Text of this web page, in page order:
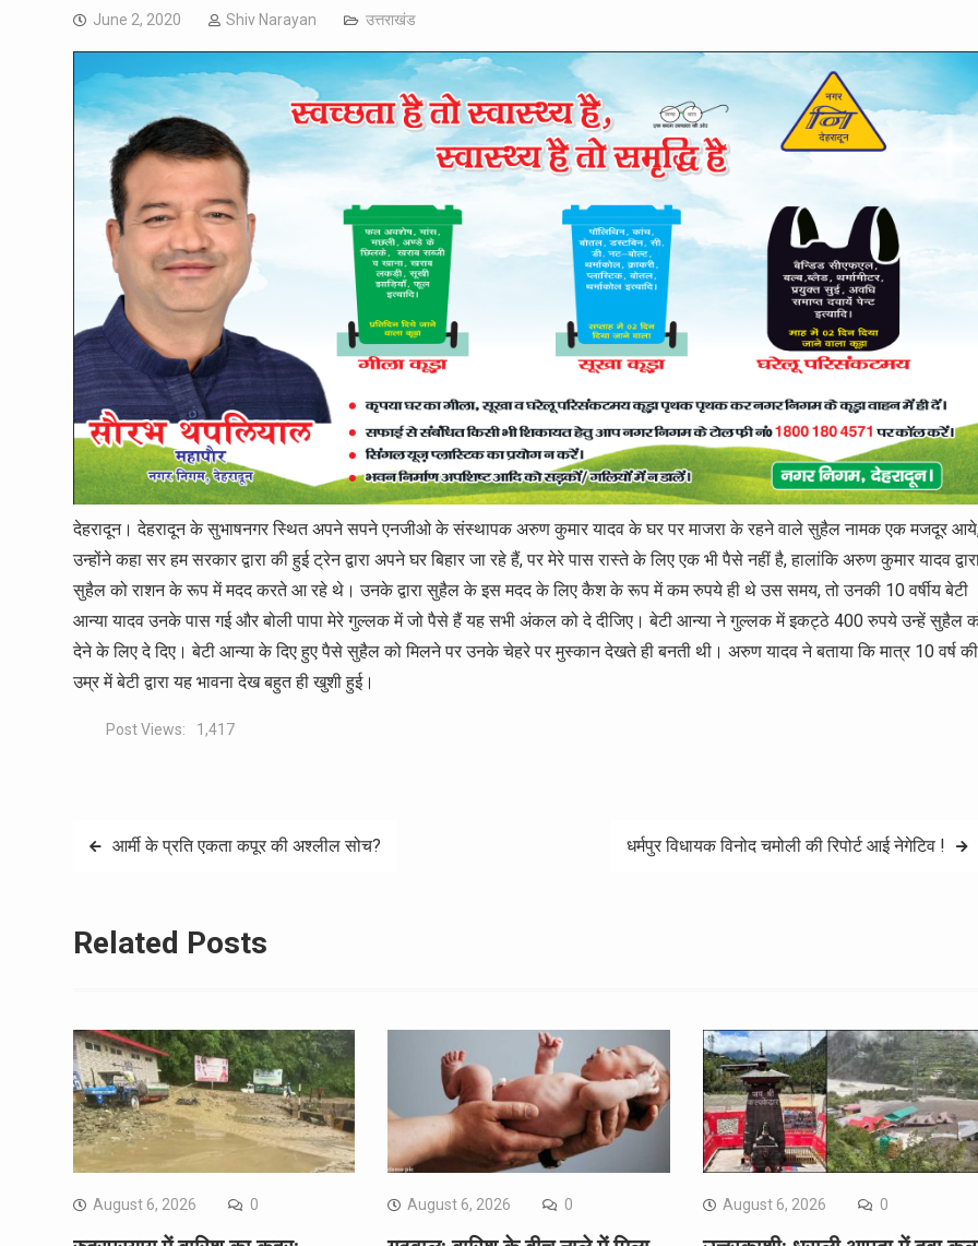
June 2, 2020 Shiv Narayan उत्तराखंड
देहरादून। देहरादून के सुभाषनगर स्थित अपने सपने एनजीओ के संस्थापक अरुण कुमार यादव के घर पर माजरा के रहने वाले सुहैल नामक एक मजदूर
उन्होंने कहा सर हम सरकार द्वारा की हुई ट्रेन द्वारा अपने घर बिहार जा रहे हैं, पर मेरे पास रास्ते के लिए एक भी पैसे नहीं है, हालांकि अरुण कुमार यादव
सुहैल को राशन के रूप में मदद करते आ रहे थे। उनके द्वारा सुहैल के इस मदद के लिए कैश के रूप में कम रुपये ही थे उस समय, तो उनकी 10 वर्षीय बेटी
आन्या यादव उनके पास गई और बोली पापा मेरे गुल्लक में जो पैसे हैं यह सभी अंकल को दे दीजिए। बेटी आन्या ने गुल्लक में इकट्ठे 400 रुपये उन्हें सुहैल
देने के लिए दे दिए। बेटी आन्या के दिए हुए पैसे सुहैल को मिलने पर उनके चेहरे पर मुस्कान देखते ही बनती थी। अरुण यादव ने बताया कि मात्र 10 वर्ष की
उम्र में बेटी द्वारा यह भावना देख बहुत ही खुशी हुई।
Post Views: 1,417
Postआर्मी के प्रति एकता कपूर की अश्लील सोच? धर्मपुर विधायक विनोद चमोली की रिपोर्ट आई नेगेटिव !
Related Posts
August 6, 2026 0 August 6, 2026 0 August 6, 2026 0